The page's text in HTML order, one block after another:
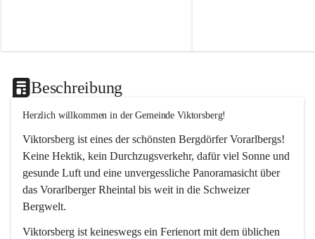
Beschreibung
Herzlich willkommen in der Gemeinde Viktorsberg!
Viktorsberg ist eines der schönsten Bergdörfer Vorarlbergs!
Keine Hektik, kein Durchzugsverkehr, dafür viel Sonne und
gesunde Luft und eine unvergessliche Panoramasicht über
das Vorarlberger Rheintal bis weit in die Schweizer
Bergwelt.
Viktorsberg ist keineswegs ein Ferienort mit dem üblichen